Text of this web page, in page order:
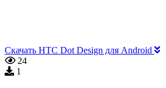
Скачать HTC Dot Design для Android
24
1